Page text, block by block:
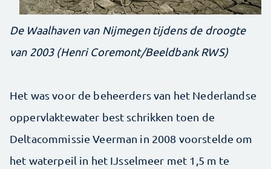
De Waalhaven van Nijmegen tijdens de droogte
van 2003 (Henri Coremont/Beeldbank RWS)
Het was voor de beheerders van het Nederlandse
oppervlaktewater best schrikken toen de
Deltacommissie Veerman in 2008 voorstelde om
het waterpeil in het IJsselmeer met 1,5 m te